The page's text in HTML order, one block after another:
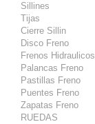
Sillines
Tijas
Cierre Sillin
Disco Freno
Frenos Hidraulicos
Palancas Freno
Pastillas Freno
Puentes Freno
Zapatas Freno
RUEDAS